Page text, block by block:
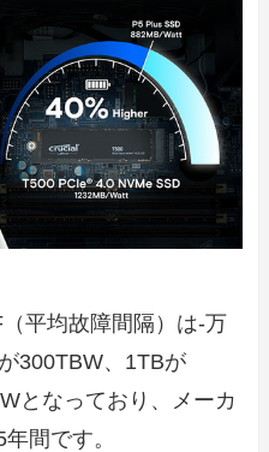
（平均故障間隔）は-万
300TBW、1TBが
となっており、メーカ
間です。